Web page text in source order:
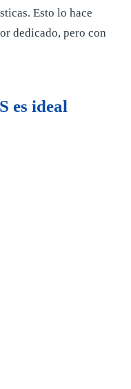
Esto lo hace
dedicado, pero con
es ideal